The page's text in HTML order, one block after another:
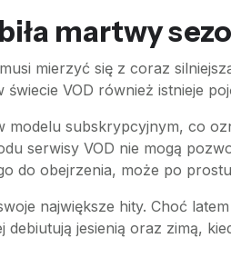
martwy
mierzyć się z coraz
VOD również istnieje
modelu subskrypcyjnym, co
serwisy VOD nie mogą
do obejrzenia, może po
największe hity. Choć
jesienią oraz zimą,